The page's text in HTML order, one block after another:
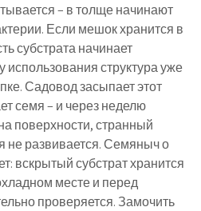
– в толще начинают
Если мешок хранится в
субстрата начинает
использования структура уже
Садовод засыпает этот
семя – и через неделю
поверхности, странный
не развивается. Семяныч о
вскрытый субстрат хранится
месте и перед
проверяется. Замочить